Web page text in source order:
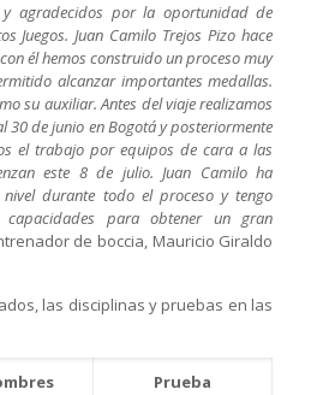
y agradecidos por la oportunidad de
Juegos. Juan Camilo Trejos Pizo hace
él hemos construido un proceso muy
alcanzar importantes medallas.
su auxiliar. Antes del viaje realizamos
30 de junio en Bogotá y posteriormente
el trabajo por equipos de cara a las
este 8 de julio. Juan Camilo ha
nivel durante todo el proceso y tengo
para obtener un gran
de boccia, Mauricio Giraldo
las disciplinas y pruebas en las
Prueba